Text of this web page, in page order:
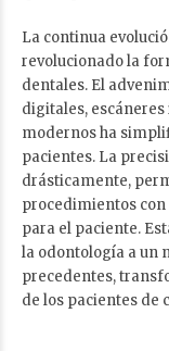
La continua
revolucionado la
dentales. El
digitales,
modernos ha
pacientes. La
drásticamente,
procedimientos
para el paciente.
la odontología a un
precedentes,
de los pacientes de